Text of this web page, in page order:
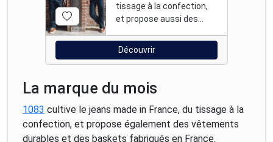
tissage à la confection,
et propose aussi des
fabriqués en France.
Découvrir
La marque du mois
1083 cultive le jeans made in France, du tissage à la
confection, et propose également des vêtements
durables et des baskets fabriqués en France.